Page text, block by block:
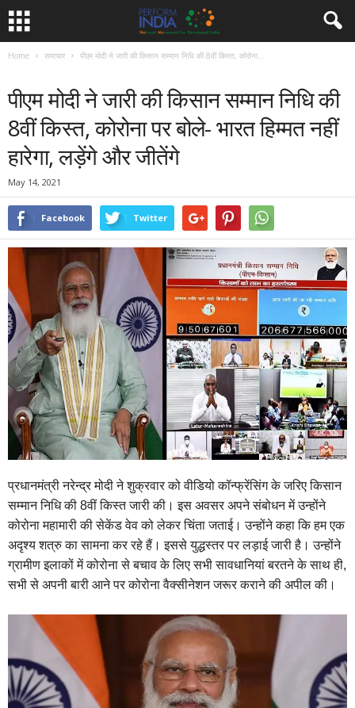
Home समाचार पीएम मोदी ने जारी की किसान सम्मान निधि की 8वीं किस्त, कोरोना...
पीएम मोदी ने जारी की किसान सम्मान निधि की
8वीं किस्त, कोरोना पर बोले- भारत हिम्मत नहीं
हारेगा, लड़ेंगे और जीतेंगे
May 14, 2021
Facebook Twitter
प्रधानमंत्री नरेन्द्र मोदी ने शुक्रवार को वीडियो कॉन्फ्रेंसिंग के जरिए किसान
सम्मान निधि की 8वीं किस्त जारी की। इस अवसर अपने संबोधन में उन्होंने
कोरोना महामारी की सेकेंड वेव को लेकर चिंता जताई। उन्होंने कहा कि हम एक
अदृश्य शत्रु का सामना कर रहे हैं। इससे युद्धस्तर पर लड़ाई जारी है। उन्होंने
ग्रामीण इलाकों में कोरोना से बचाव के लिए सभी सावधानियां बरतने के साथ ही,
सभी से अपनी बारी आने पर कोरोना वैक्सीनेशन जरूर कराने की अपील की।